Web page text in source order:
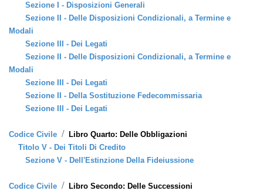
Sezione I - Disposizioni Generali
Sezione II - Delle Disposizioni Condizionali, a Termine e
Modali
Sezione III - Dei Legati
Sezione II - Delle Disposizioni Condizionali, a Termine e
Modali
Sezione III - Dei Legati
Sezione II - Della Sostituzione Fedecommissaria
Sezione III - Dei Legati
Codice Civile / Libro Quarto: Delle Obbligazioni
Titolo V - Dei Titoli Di Credito
Sezione V - Dell'Estinzione Della Fideiussione
Codice Civile / Libro Secondo: Delle Successioni